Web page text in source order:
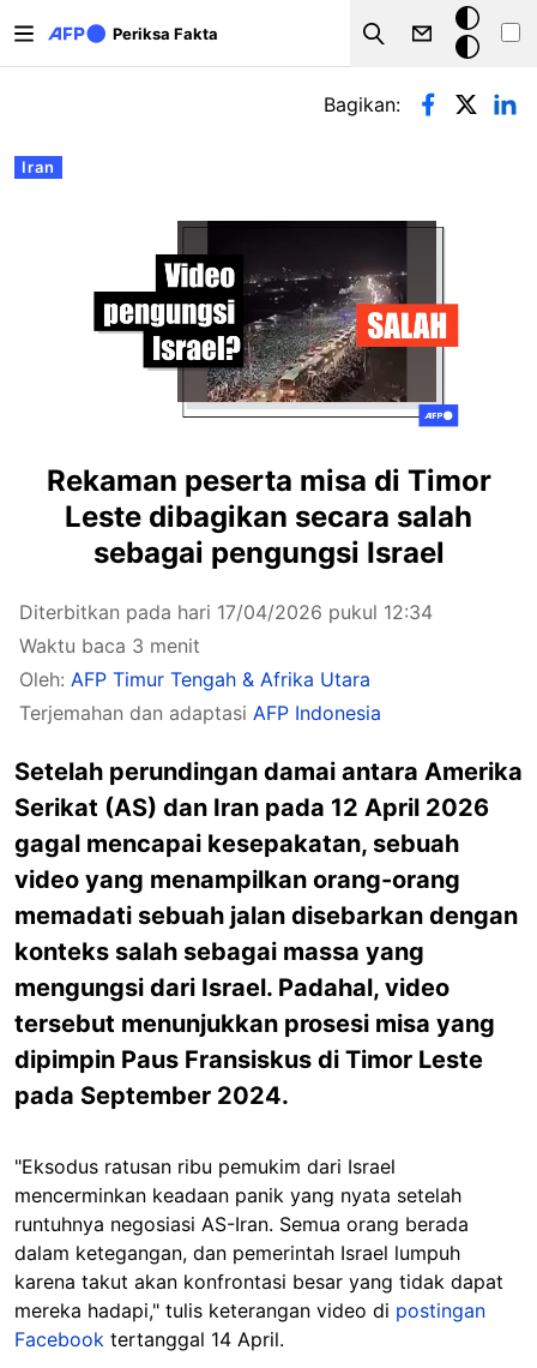
Periksa Fakta
Search
Mode
gelap
Tab primer
Iran
Bagikan:
Rekaman peserta misa di Timor
Leste dibagikan secara salah
sebagai pengungsi Israel
Diterbitkan pada hari 17/04/2026 pukul 12:34
Waktu baca 3 menit
Oleh: AFP Timur Tengah & Afrika Utara
Terjemahan dan adaptasi AFP Indonesia
Setelah perundingan damai antara Amerika
Serikat (AS) dan Iran pada 12 April 2026
gagal mencapai kesepakatan, sebuah
video yang menampilkan orang-orang
memadati sebuah jalan disebarkan dengan
konteks salah sebagai massa yang
mengungsi dari Israel. Padahal, video
tersebut menunjukkan prosesi misa yang
dipimpin Paus Fransiskus di Timor Leste
pada September 2024.
"Eksodus ratusan ribu pemukim dari Israel
mencerminkan keadaan panik yang nyata setelah
runtuhnya negosiasi AS-Iran. Semua orang berada
dalam ketegangan, dan pemerintah Israel lumpuh
karena takut akan konfrontasi besar yang tidak dapat
mereka hadapi," tulis keterangan video di postingan
Facebook tertanggal 14 April.